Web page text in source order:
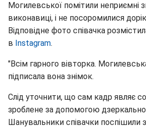
Могилевської помітили неприємні
виконавиці, і не посоромилися
Відповідне фото співачка
в Instagram.
"Всім гарного вівторка.
підписала вона знімок.
Слід уточнити, що сам кадр являє
зроблене за допомогою
Шанувальники співачки поспішили